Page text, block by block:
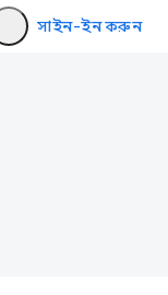
সাইন-ইন করুন